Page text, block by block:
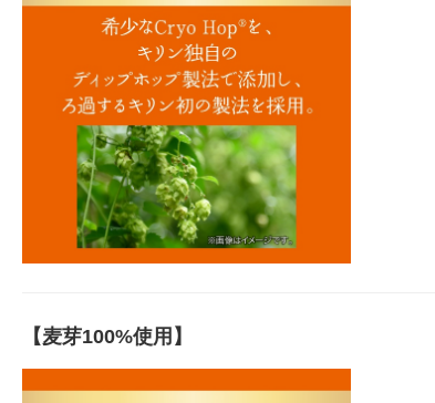
【麦芽100%使用】